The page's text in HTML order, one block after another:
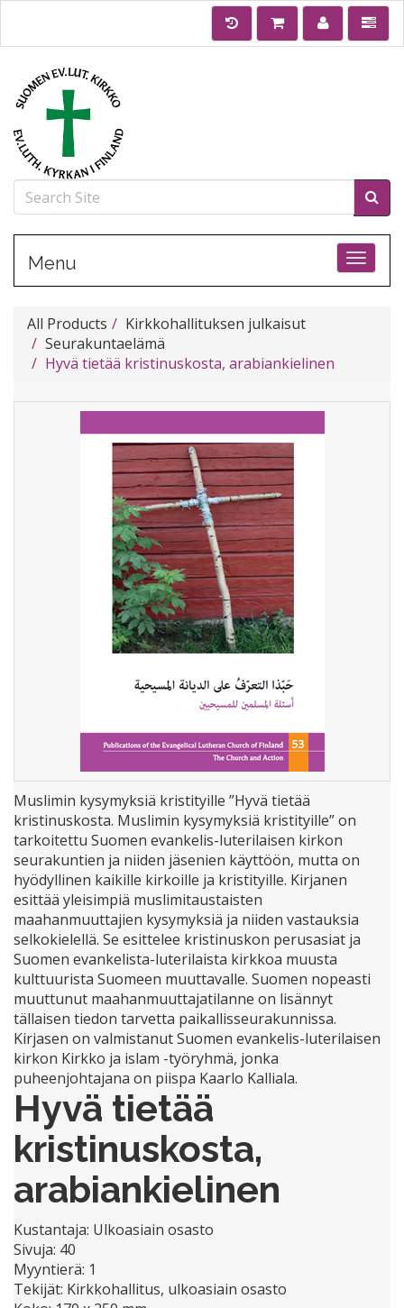
Menu
All Products
Kirkkohallituksen julkaisut
Seurakuntaelämä
Hyvä tietää kristinuskosta, arabiankielinen
Muslimin kysymyksiä kristityille ”Hyvä tietää
kristinuskosta. Muslimin kysymyksiä kristityille” on
tarkoitettu Suomen evankelis-luterilaisen kirkon
seurakuntien ja niiden jäsenien käyttöön, mutta on
hyödyllinen kaikille kirkoille ja kristityille. Kirjanen
esittää yleisimpiä muslimitaustaisten
maahanmuuttajien kysymyksiä ja niiden vastauksia
selkokielellä. Se esittelee kristinuskon perusasiat ja
Suomen evankelista-luterilaista kirkkoa muusta
kulttuurista Suomeen muuttavalle. Suomen nopeasti
muuttunut maahanmuuttajatilanne on lisännyt
tällaisen tiedon tarvetta paikallisseurakunnissa.
Kirjasen on valmistanut Suomen evankelis-luterilaisen
kirkon Kirkko ja islam -työryhmä, jonka
puheenjohtajana on piispa Kaarlo Kalliala.
Hyvä tietää
kristinuskosta,
arabiankielinen
Kustantaja: Ulkoasiain osasto
Sivuja: 40
Myyntierä: 1
Tekijät: Kirkkohallitus, ulkoasiain osasto